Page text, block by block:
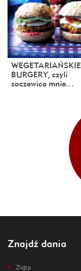
WEGETARIAŃSKIE
BURGERY, czyli
soczewica mnie…
Znajdź dania
Zupy